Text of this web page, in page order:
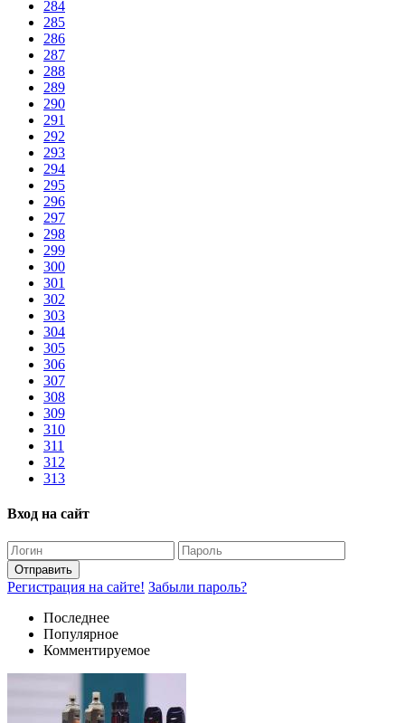
284
285
286
287
288
289
290
291
292
293
294
295
296
297
298
299
300
301
302
303
304
305
306
307
308
309
310
311
312
313
Вход на сайт
Отправить
Регистрация на сайте! Забыли пароль?
Последнее
Популярное
Комментируемое